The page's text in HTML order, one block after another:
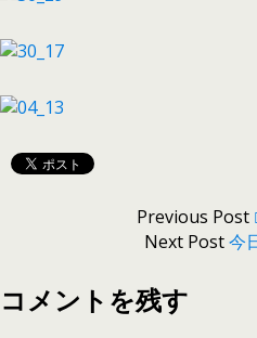
Previous Post
Next Post今
コメントを残す